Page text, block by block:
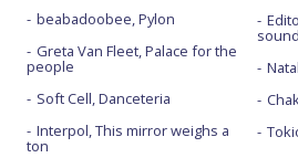
beabadoobee, Pylon
Greta Van Fleet, Palace for the
people
Soft Cell, Danceteria
Interpol, This mirror weighs a
ton
sound